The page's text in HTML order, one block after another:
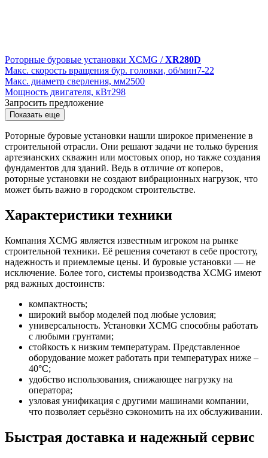
Роторные буровые установки XCMG /XR280D
Макс. скорость вращения бур. головки, об/мин7-22
Макс. диаметр сверления, мм2500
Мощность двигателя, кВт298
Запросить предложение
Показать еще
Роторные буровые установки нашли широкое применение в
строительной отрасли. Они решают задачи не только бурения
артезианских скважин или мостовых опор, но также создания
фундаментов для зданий. Ведь в отличие от коперов,
роторные установки не создают вибрационных нагрузок, что
может быть важно в городском строительстве.
Характеристики техники
Компания XCMG является известным игроком на рынке
строительной техники. Её решения сочетают в себе простоту,
надежность и приемлемые цены. И буровые установки — не
исключение. Более того, системы производства XCMG имеют
ряд важных достоинств:
компактность;
широкий выбор моделей под любые условия;
универсальность. Установки XCMG способны работать
с любыми грунтами;
стойкость к низким температурам. Представленное
оборудование может работать при температурах ниже –
40°С;
удобство использования, снижающее нагрузку на
оператора;
узловая унификация с другими машинами компании,
что позволяет серьёзно сэкономить на их обслуживании.
Быстрая доставка и надежный сервис